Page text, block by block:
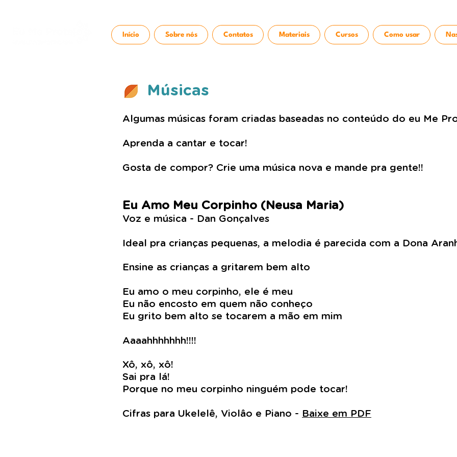
Início Sobre nós Contatos Materiais Cursos Como usar
Músicas
Algumas músicas foram criadas baseadas no conteúdo do eu Me
Aprenda a cantar e tocar!
Gosta de compor? Crie uma música nova e mande pra gente!!
Eu Amo Meu Corpinho (Neusa Maria)
Voz e música - Dan Gonçalves
Ideal pra crianças pequenas, a melodia é parecida com a Dona
Ensine as crianças a gritarem bem alto
Eu amo o meu corpinho, ele é meu
Eu não encosto em quem não conheço
Eu grito bem alto se tocarem a mão em mim
Aaaahhhhhhh!!!!
Xô, xô, xô!
Sai pra lá!
Porque no meu corpinho ninguém pode tocar!
Cifras para Ukelelê, Violâo e Piano - Baixe em PDF